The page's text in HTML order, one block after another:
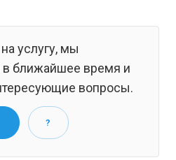
услугу, мы
ближайшее время и
вопросы.
?